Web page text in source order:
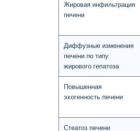
Жировая инфильтрация
печени
Диффузные изменения
печени по типу
жирового гепатоза
Повышенная
эхогенность печени
Стеатоз печени